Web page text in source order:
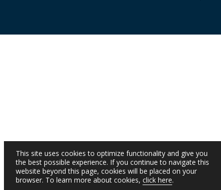
This site uses cookies to optimize functionality and give you
the best possible experience. If you continue to navigate this
website beyond this page, cookies will be placed on your
browser. To learn more about cookies, click here.